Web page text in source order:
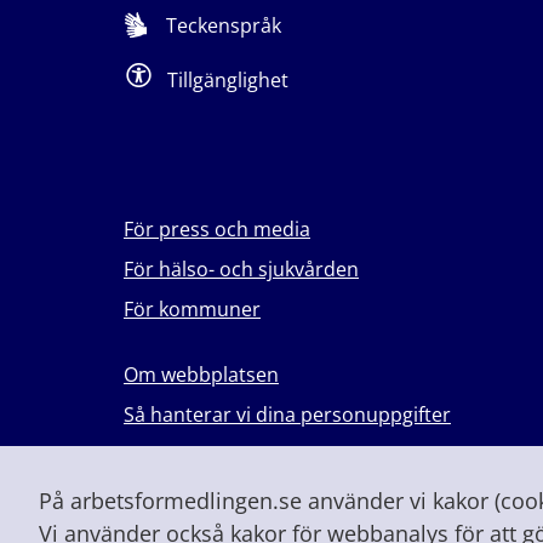
På arbetsformedlingen.se använder vi kakor
Vi använder också kakor för webbanalys för att
Teckenspråk
Tillgänglighet
För press och media
För hälso- och sjukvården
För kommuner
Om webbplatsen
Så hanterar vi dina personuppgifter
Lever du med våld i en nära relation?
Vid höjd beredskap och krig